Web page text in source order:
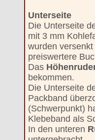
Unterseite
Die Unterseite
mit 3 mm
wurden
preiswertere
Das
bekommen.
Die Unterseite
Packband
(Schwerpunkt)
Klebeband als
In den unteren